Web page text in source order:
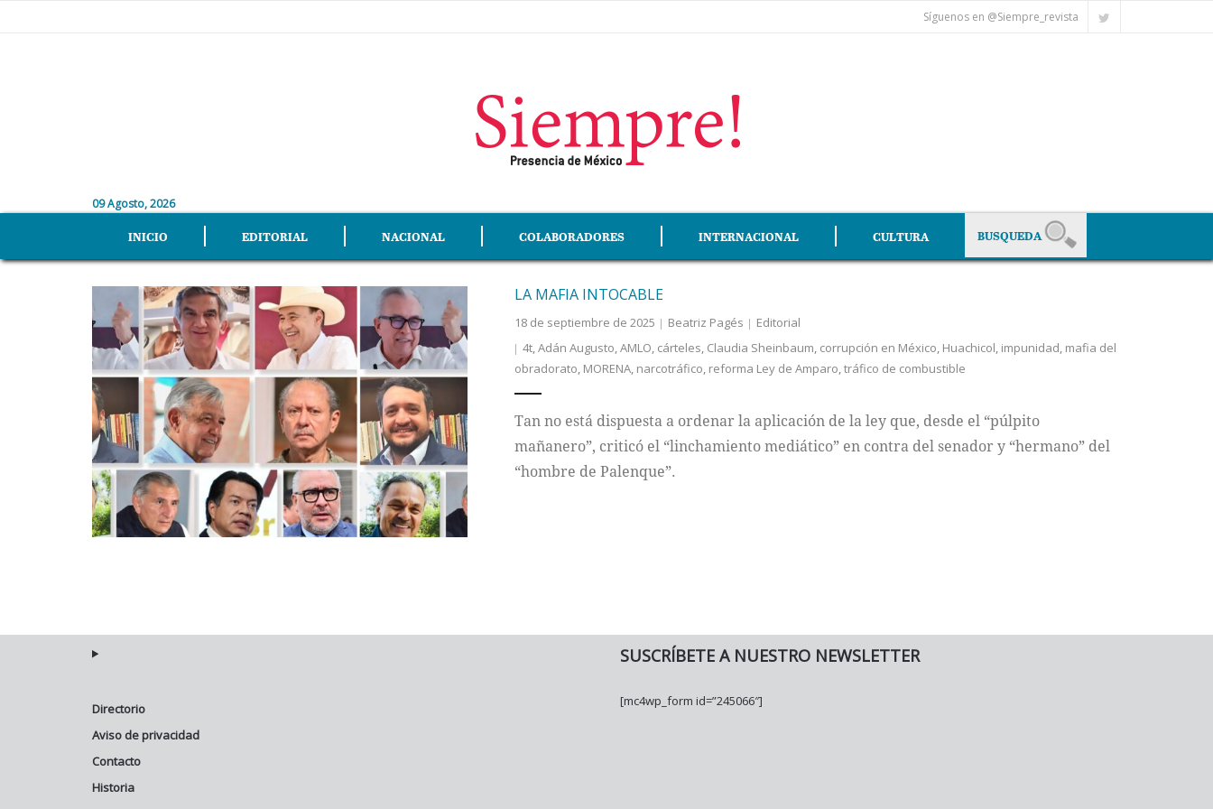
Síguenos en @Siempre_revista
09 Agosto, 2026
INICIO EDITORIAL NACIONAL COLABORADORES INTERNACIONAL CULTURA
LA MAFIA INTOCABLE
18 de septiembre de 2025 Beatriz Pagés
Editorial
4t,Adán Augusto,AMLO, cárteles, Claudia Sheinbaum, corrupción en México, Huachicol, impunidad, mafia del
obradorato, MORENA, narcotráfico, reforma Ley de Amparo,tráfico de combustible
Tan no está dispuesta a ordenar la aplicación de la ley que, desde el “púlpito
mañanero”, criticó el “linchamiento mediático” en contra del senador y “hermano” del
“hombre de Palenque”.
Directorio
Aviso de privacidad
Contacto
Historia
SUSCRÍBETE A NUESTRO NEWSLETTER
[mc4wp_form id=”245066″]